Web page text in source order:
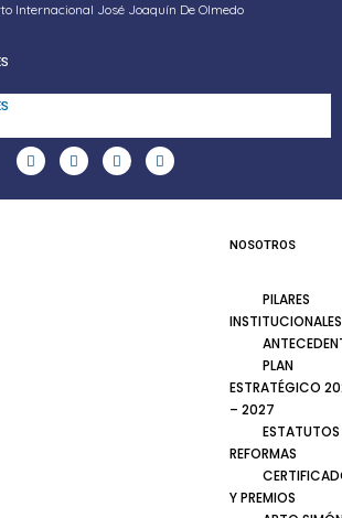
Internacional José Joaquín De Olmedo
NOSOTROS
PILARES
INSTITUCIONALES
PLAN
ESTRATÉGICO
– 2027
ESTATUTOS
REFORMAS
Y PREMIOS